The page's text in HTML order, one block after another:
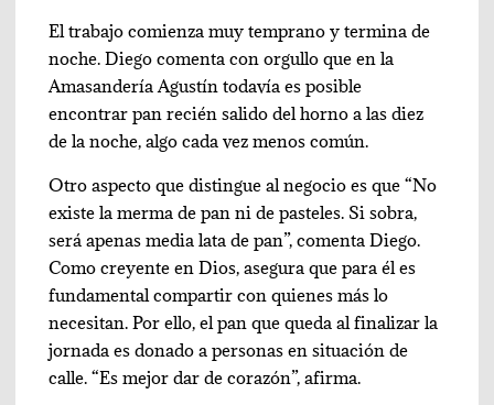
El trabajo comienza muy temprano y termina de
noche. Diego comenta con orgullo que en la
Amasandería Agustín todavía es posible
encontrar pan recién salido del horno a las diez
de la noche, algo cada vez menos común.
Otro aspecto que distingue al negocio es que “No
existe la merma de pan ni de pasteles. Si sobra,
será apenas media lata de pan”, comenta Diego.
Como creyente en Dios, asegura que para él es
fundamental compartir con quienes más lo
necesitan. Por ello, el pan que queda al finalizar la
jornada es donado a personas en situación de
calle. “Es mejor dar de corazón”, afirma.